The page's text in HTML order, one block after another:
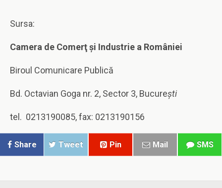
Sursa:
Camera de Comerţ şi Industrie a României
Biroul Comunicare Publică
Bd. Octavian Goga nr. 2, Sector 3, Bucureşti
tel. 0213190085, fax: 0213190156
Share Tweet Pin Mail SMS